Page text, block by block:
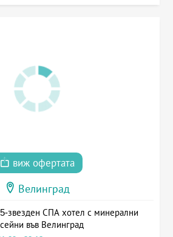
виж офертата
Велинград
звезден СПА хотел с минерални
във Велинград